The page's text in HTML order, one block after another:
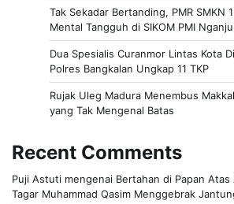
Tak Sekadar Bertanding, PMR SMKN
Mental Tangguh di SIKOM PMI
Dua Spesialis Curanmor Lintas Kota
Polres Bangkalan Ungkap 11 TKP
Rujak Uleg Madura Menembus
yang Tak Mengenal Batas
Recent Comments
Puji Astuti mengenai Bertahan di Papan Atas
Tagar Muhammad Qasim Menggebrak